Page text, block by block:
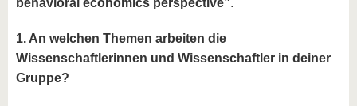
behavioral economics perspective”.
1. An welchen Themen arbeiten die
Wissenschaftlerinnen und Wissenschaftler in deiner
Gruppe?